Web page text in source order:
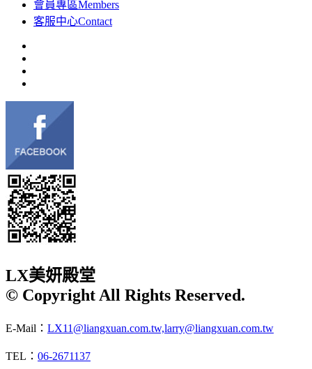
會員專區Members
客服中心Contact
LX美妍殿堂
© Copyright All Rights Reserved.
E-Mail： LX11@liangxuan.com.tw,larry@liangxuan.com.tw
TEL： 06-2671137